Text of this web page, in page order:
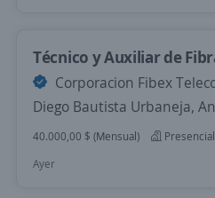
Técnico y Auxiliar de
Corporacion Fibex
Diego Bautista Urbaneja,
40.000,00 $ (Mensual)
Ayer